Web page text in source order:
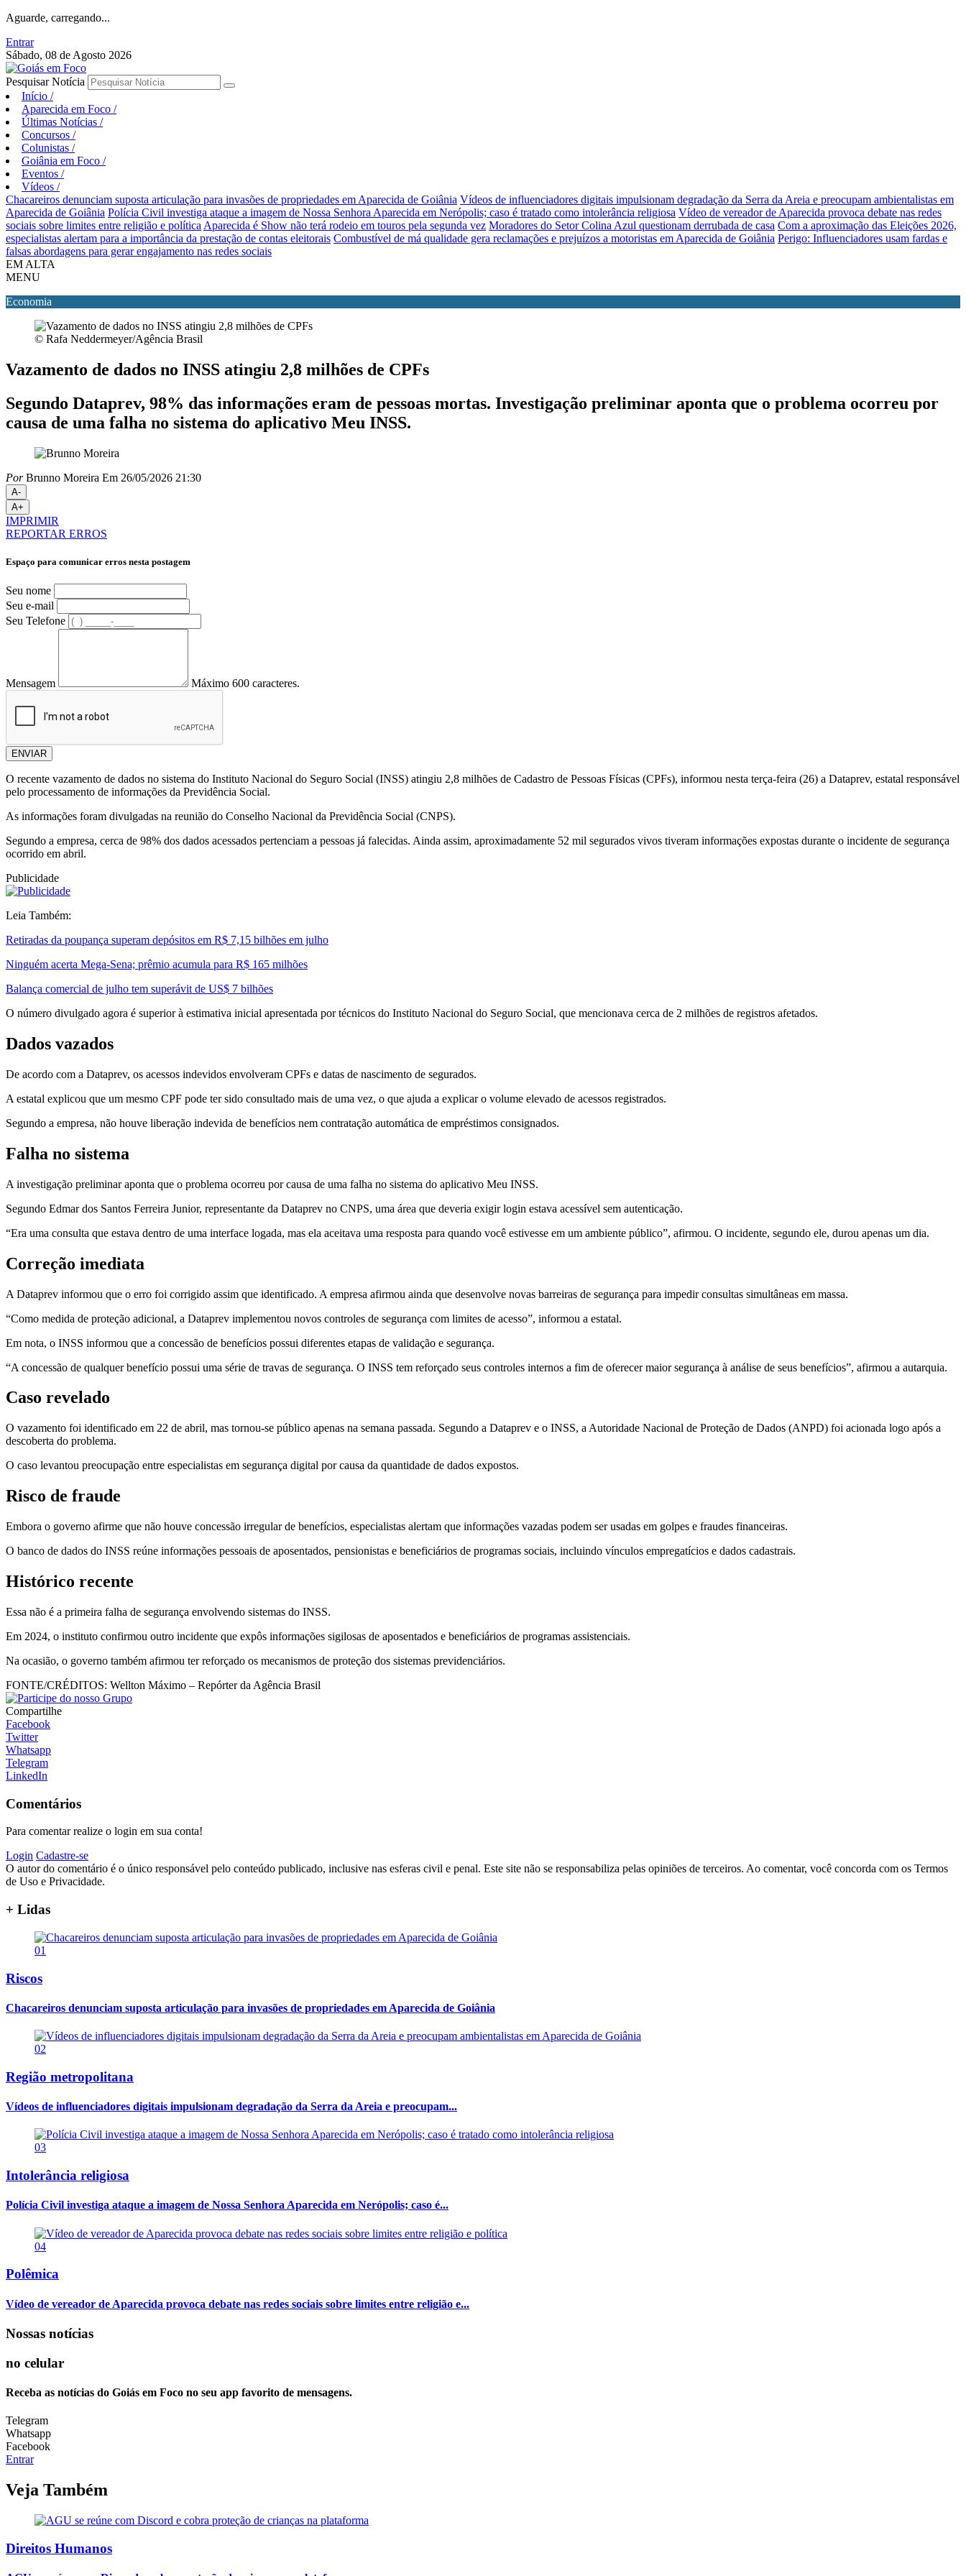
Aguarde, carregando...
Entrar
Sábado, 08 de Agosto 2026
Pesquisar Notícia
Início /
Aparecida em Foco /
Últimas Notícias /
Concursos /
Colunistas /
Goiânia em Foco /
Eventos /
Vídeos /
Chacareiros denunciam suposta articulação para invasões de propriedades em Aparecida de Goiânia Vídeos de influenciadores digitais impulsionam degradação da Serra da Areia e preocupam ambientalistas em
Aparecida de Goiânia Polícia Civil investiga ataque a imagem de Nossa Senhora Aparecida em Nerópolis; caso é tratado como intolerância religiosa Vídeo de vereador de Aparecida provoca debate nas redes
sociais sobre limites entre religião e política Aparecida é Show não terá rodeio em touros pela segunda vez Moradores do Setor Colina Azul questionam derrubada de casa Com a aproximação das Eleições 2026,
especialistas alertam para a importância da prestação de contas eleitorais Combustível de má qualidade gera reclamações e prejuízos a motoristas em Aparecida de Goiânia Perigo: Influenciadores usam fardas e
falsas abordagens para gerar engajamento nas redes sociais
EM ALTA
MENU
Economia
© Rafa Neddermeyer/Agência Brasil
Vazamento de dados no INSS atingiu 2,8 milhões de CPFs
Segundo Dataprev, 98% das informações eram de pessoas mortas. Investigação preliminar aponta que o problema ocorreu por
causa de uma falha no sistema do aplicativo Meu INSS.
PorBrunno Moreira Em 26/05/2026 21:30
A-
A+
IMPRIMIR
REPORTAR ERROS
Espaço para comunicar erros nesta postagem
Seu nome
Seu e-mail
Seu Telefone
Mensagem Máximo 600 caracteres.
ENVIAR
O recente vazamento de dados no sistema do Instituto Nacional do Seguro Social (INSS) atingiu 2,8 milhões de Cadastro de Pessoas Físicas (CPFs), informou nesta terça-feira (26) a Dataprev, estatal responsável
pelo processamento de informações da Previdência Social.
As informações foram divulgadas na reunião do Conselho Nacional da Previdência Social (CNPS).
Segundo a empresa, cerca de 98% dos dados acessados pertenciam a pessoas já falecidas. Ainda assim, aproximadamente 52 mil segurados vivos tiveram informações expostas durante o incidente de segurança
ocorrido em abril.
Publicidade
Leia Também:
Retiradas da poupança superam depósitos em R$ 7,15 bilhões em julho
Ninguém acerta Mega-Sena; prêmio acumula para R$ 165 milhões
Balança comercial de julho tem superávit de US$ 7 bilhões
O número divulgado agora é superior à estimativa inicial apresentada por técnicos do Instituto Nacional do Seguro Social, que mencionava cerca de 2 milhões de registros afetados.
Dados vazados
De acordo com a Dataprev, os acessos indevidos envolveram CPFs e datas de nascimento de segurados.
A estatal explicou que um mesmo CPF pode ter sido consultado mais de uma vez, o que ajuda a explicar o volume elevado de acessos registrados.
Segundo a empresa, não houve liberação indevida de benefícios nem contratação automática de empréstimos consignados.
Falha no sistema
A investigação preliminar aponta que o problema ocorreu por causa de uma falha no sistema do aplicativo Meu INSS.
Segundo Edmar dos Santos Ferreira Junior, representante da Dataprev no CNPS, uma área que deveria exigir login estava acessível sem autenticação.
“Era uma consulta que estava dentro de uma interface logada, mas ela aceitava uma resposta para quando você estivesse em um ambiente público”, afirmou. O incidente, segundo ele, durou apenas um dia.
Correção imediata
A Dataprev informou que o erro foi corrigido assim que identificado. A empresa afirmou ainda que desenvolve novas barreiras de segurança para impedir consultas simultâneas em massa.
“Como medida de proteção adicional, a Dataprev implementou novos controles de segurança com limites de acesso”, informou a estatal.
Em nota, o INSS informou que a concessão de benefícios possui diferentes etapas de validação e segurança.
“A concessão de qualquer benefício possui uma série de travas de segurança. O INSS tem reforçado seus controles internos a fim de oferecer maior segurança à análise de seus benefícios”, afirmou a autarquia.
Caso revelado
O vazamento foi identificado em 22 de abril, mas tornou-se público apenas na semana passada. Segundo a Dataprev e o INSS, a Autoridade Nacional de Proteção de Dados (ANPD) foi acionada logo após a
descoberta do problema.
O caso levantou preocupação entre especialistas em segurança digital por causa da quantidade de dados expostos.
Risco de fraude
Embora o governo afirme que não houve concessão irregular de benefícios, especialistas alertam que informações vazadas podem ser usadas em golpes e fraudes financeiras.
O banco de dados do INSS reúne informações pessoais de aposentados, pensionistas e beneficiários de programas sociais, incluindo vínculos empregatícios e dados cadastrais.
Histórico recente
Essa não é a primeira falha de segurança envolvendo sistemas do INSS.
Em 2024, o instituto confirmou outro incidente que expôs informações sigilosas de aposentados e beneficiários de programas assistenciais.
Na ocasião, o governo também afirmou ter reforçado os mecanismos de proteção dos sistemas previdenciários.
FONTE/CRÉDITOS: Wellton Máximo – Repórter da Agência Brasil
Compartilhe
Facebook
Twitter
Whatsapp
Telegram
LinkedIn
Comentários
Para comentar realize o login em sua conta!
Login Cadastre-se
O autor do comentário é o único responsável pelo conteúdo publicado, inclusive nas esferas civil e penal. Este site não se responsabiliza pelas opiniões de terceiros. Ao comentar, você concorda com os Termos
de Uso e Privacidade.
+ Lidas
01
Riscos
Chacareiros denunciam suposta articulação para invasões de propriedades em Aparecida de Goiânia
02
Região metropolitana
Vídeos de influenciadores digitais impulsionam degradação da Serra da Areia e preocupam...
03
Intolerância religiosa
Polícia Civil investiga ataque a imagem de Nossa Senhora Aparecida em Nerópolis; caso é...
04
Polêmica
Vídeo de vereador de Aparecida provoca debate nas redes sociais sobre limites entre religião e...
Nossas notícias
no celular
Receba as notícias do Goiás em Foco no seu app favorito de mensagens.
Telegram
Whatsapp
Facebook
Entrar
Veja Também
Direitos Humanos